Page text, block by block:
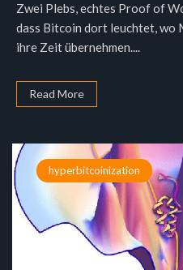
Zwei Plebs, echtes Proof of
dass Bitcoin dort leuchtet, wo
ihre Zeit übernehmen....
Read More
hyperbitcoinization